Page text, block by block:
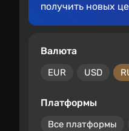
получить новых
Валюта
EUR USD
Платформы
Все платформы